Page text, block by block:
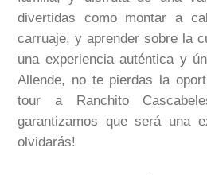
divertidas como montar a
carruaje, y aprender sobre la
una experiencia auténtica y
Allende, no te pierdas la
tour a Ranchito
garantizamos que será una
olvidarás!